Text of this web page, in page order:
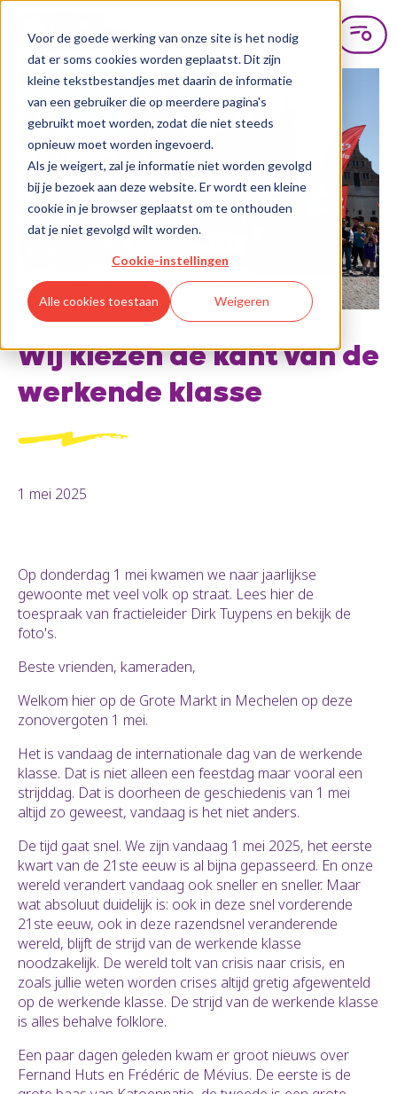
Voor de goede werking van onze site is het nodig
dat er soms cookies worden geplaatst. Dit zijn
kleine tekstbestandjes met daarin de informatie
van een gebruiker die op meerdere pagina's
gebruikt moet worden, zodat die niet steeds
opnieuw moet worden ingevoerd.
Als je weigert, zal je informatie niet worden gevolgd
bij je bezoek aan deze website. Er wordt een kleine
cookie in je browser geplaatst om te onthouden
dat je niet gevolgd wilt worden.
Cookie-instellingen
Alle cookies toestaan Weigeren
Wij kiezen de kant van de
werkende klasse
1 mei 2025
Op donderdag 1 mei kwamen we naar jaarlijkse
gewoonte met veel volk op straat. Lees hier de
toespraak van fractieleider Dirk Tuypens en bekijk de
foto's.
Beste vrienden, kameraden,
Welkom hier op de Grote Markt in Mechelen op deze
zonovergoten 1 mei.
Het is vandaag de internationale dag van de werkende
klasse. Dat is niet alleen een feestdag maar vooral een
strijddag. Dat is doorheen de geschiedenis van 1 mei
altijd zo geweest, vandaag is het niet anders.
De tijd gaat snel. We zijn vandaag 1 mei 2025, het eerste
kwart van de 21ste eeuw is al bijna gepasseerd. En onze
wereld verandert vandaag ook sneller en sneller. Maar
wat absoluut duidelijk is: ook in deze snel vorderende
21ste eeuw, ook in deze razendsnel veranderende
wereld, blijft de strijd van de werkende klasse
noodzakelijk. De wereld tolt van crisis naar crisis, en
zoals jullie weten worden crises altijd gretig afgewenteld
op de werkende klasse. De strijd van de werkende klasse
is alles behalve folklore.
Een paar dagen geleden kwam er groot nieuws over
Fernand Huts en Frédéric de Mévius. De eerste is de